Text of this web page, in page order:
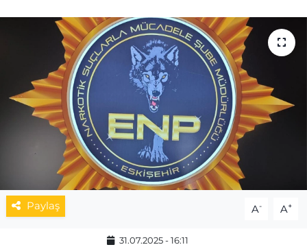
Paylaş A- A+
31.07.2025 - 16:11
SPOR
MAGAZİN
ESKİŞEHİRSPOR